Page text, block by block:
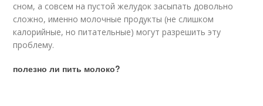
сном, а совсем на пустой желудок засыпать довольно
сложно, именно молочные продукты (не слишком
калорийные, но питательные) могут разрешить эту
проблему.
полезно ли пить молоко?